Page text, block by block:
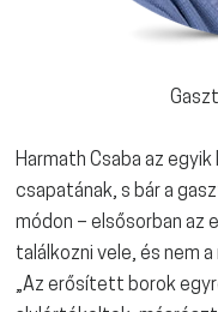
Harmath Csaba az
csapatának, s bár a
módon – elsősorban az
találkozni vele, és nem
„Az erősített borok